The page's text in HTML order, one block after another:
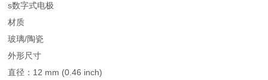
s数字式电极
材质
玻璃/陶瓷
外形尺寸
直径：12 mm (0.46 inch)